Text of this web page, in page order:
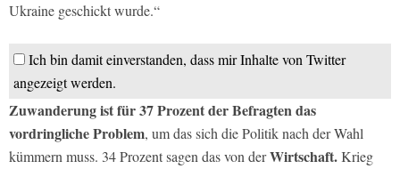
Ukraine geschickt wurde.“
Ich bin damit einverstanden, dass mir Inhalte von Twitter
angezeigt werden.
Zuwanderung ist für 37 Prozent der Befragten das
vordringliche Problem, um das sich die Politik nach der Wahl
kümmern muss. 34 Prozent sagen das von derWirtschaft.Krieg